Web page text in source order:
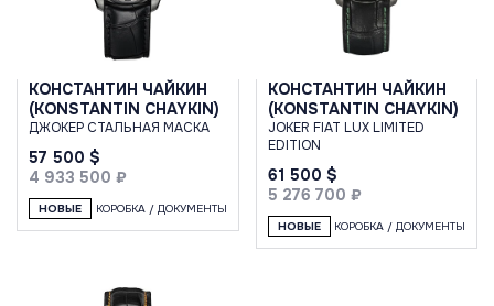
КОНСТАНТИН ЧАЙКИН
(KONSTANTIN CHAYKIN)
ДЖОКЕР СТАЛЬНАЯ МАСКА
57 500 $
4 933 500 ₽
НОВЫЕ КОРОБКА / ДОКУМЕНТЫ
КОНСТАНТИН ЧАЙКИН
(KONSTANTIN CHAYKIN)
JOKER FIAT LUX LIMITED
EDITION
61 500 $
5 276 700 ₽
НОВЫЕ КОРОБКА / ДОКУМЕНТЫ